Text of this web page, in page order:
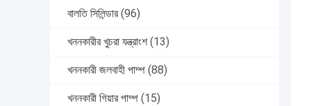
বালতি সিলিন্ডার (96)
খননকারীর খুচরা যন্ত্রাংশ (13)
খননকারী জলবাহী পাম্প (88)
খননকারী গিয়ার পাম্প (15)